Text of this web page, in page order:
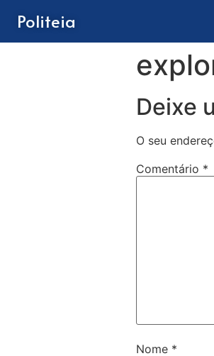
Politeia
Deixe
O seu
Comentário *
Nome *